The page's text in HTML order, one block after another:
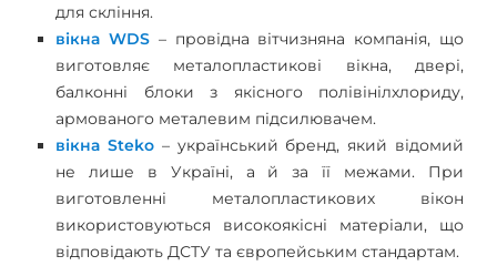
для скління.
вікна WDS– провідна вітчизняна компанія, що
виготовляє металопластикові вікна, двері,
балконні блоки з якісного полівінілхлориду,
армованого металевим підсилювачем.
вікна Steko– український бренд, який відомий
не лише в Україні, а й за її межами. При
виготовленні металопластикових вікон
використовуються високоякісні матеріали, що
відповідають ДСТУ та європейським стандартам.